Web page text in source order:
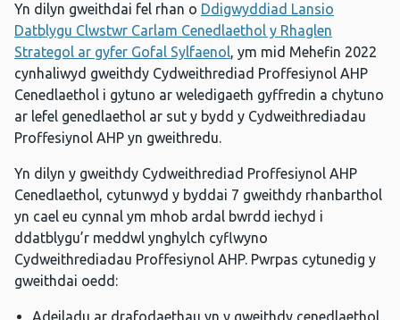
Yn dilyn gweithdai fel rhan o Ddigwyddiad Lansio
Datblygu Clwstwr Carlam Cenedlaethol y Rhaglen
Strategol ar gyfer Gofal Sylfaenol, ym mid Mehefin 2022
cynhaliwyd gweithdy Cydweithrediad Proffesiynol AHP
Cenedlaethol i gytuno ar weledigaeth gyffredin a chytuno
ar lefel genedlaethol ar sut y bydd y Cydweithrediadau
Proffesiynol AHP yn gweithredu.
Yn dilyn y gweithdy Cydweithrediad Proffesiynol AHP
Cenedlaethol, cytunwyd y byddai 7 gweithdy rhanbarthol
yn cael eu cynnal ym mhob ardal bwrdd iechyd i
ddatblygu’r meddwl ynghylch cyflwyno
Cydweithrediadau Proffesiynol AHP. Pwrpas cytunedig y
gweithdai oedd:
Adeiladu ar drafodaethau yn y gweithdy cenedlaethol